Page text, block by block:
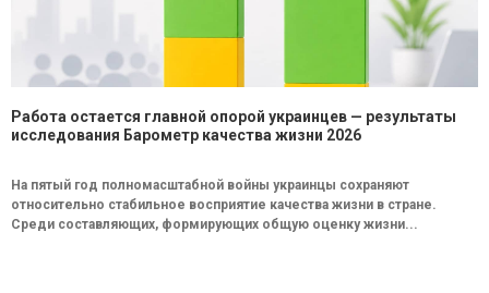
Работа остается главной опорой украинцев — результаты
исследования Барометр качества жизни 2026
На пятый год полномасштабной войны украинцы сохраняют
относительно стабильное восприятие качества жизни в стране.
Среди составляющих, формирующих общую оценку жизни...